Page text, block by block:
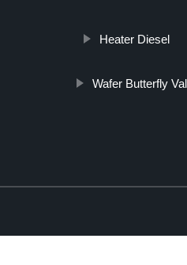
Heater Diesel
Wafer Butterfly